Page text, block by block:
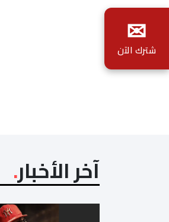
آخر الأخبار
✉
شترك الآن